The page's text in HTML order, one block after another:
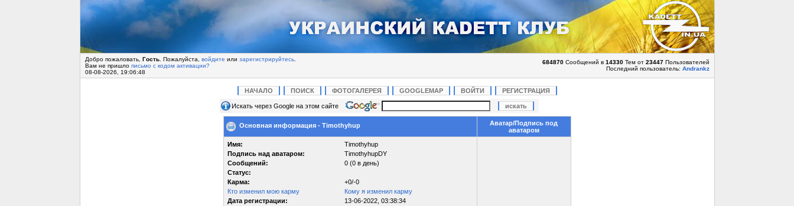
Добро пожаловать, Гость. Пожалуйста, войдите или зарегистрируйтесь.
Вам не пришло письмо с кодом активации?
08-08-2026, 19:06:48
684870Сообщений в 14330Тем от 23447Пользователей
Последний пользователь: Andrankz
НАЧАЛО ПОИСК ФОТОГАЛЕРЕЯ GOOGLEMAP ВОЙТИ РЕГИСТРАЦИЯ
Искать через Google на этом сайте
Основная информация - Timothyhup
Аватар/Подпись под
аватаром
Имя:
Timothyhup
Подпись над аватаром:
TimothyhupDY
Сообщений:
0 (0 в день)
Статус:
Карма:
+0/-0
Кто изменил мою карму
Кому я изменил карму
Дата регистрации:
13-06-2022, 03:38:34